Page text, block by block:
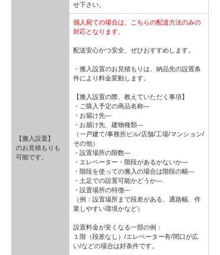
せ下さい。
【搬入設置】
のお見積もりも
可能です。
個人宛ての場合は、こちらの配送方法のみの
対応となります。
配送安心かつ安全、ぜひおすすめします。
・搬入設置のお見積もりは、納品先の設置条
件により料金変動します。
【搬入設置の際、教えていただく事項】
・ご購入予定の商品名称---
・お届け先---
・お届け先、建物種類---
（一戸建て/事務所ビル/店舗/工場/マンション/
その他）
・設置場所の階数---
・エレベーター・階段があるかないか---
・階段を使っての搬入の場合は階段の幅---
・土足での設置可能かどうか---
・設置場所の特徴---
（例：設置場所まで段差がある、通路幅、作
業しやすい環境かなど）
設置料金が安くなる一部の例：
１階（段差なし）/エレベーター有/間口が広
い/などの場合は好条件です。